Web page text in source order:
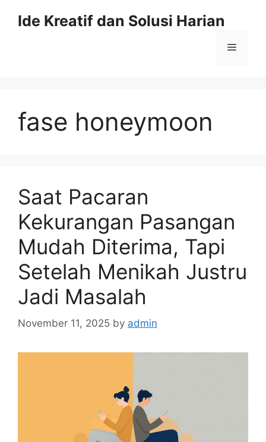
Ide Kreatif dan Solusi Harian
Menu
fase honeymoon
Saat Pacaran
Kekurangan Pasangan
Mudah Diterima, Tapi
Setelah Menikah Justru
Jadi Masalah
November 11, 2025 by admin